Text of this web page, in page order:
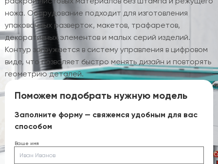
ножа. Оборудование подходит для изготовления
упаковочных разверток, макетов, трафаретов,
декоративных элементов и малых серий изделий.
Контур загружается в систему управления в цифровом
виде, что позволяет быстро менять дизайн и повторять
геометрию деталей.
Поможем подобрать нужную модель
Заполните форму — свяжемся удобным для вас
способом
Ваше имя